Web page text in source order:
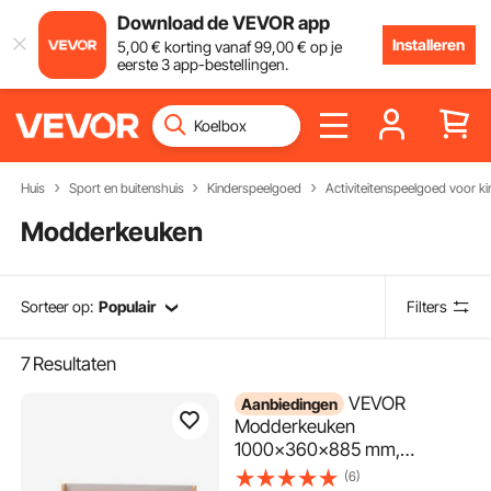
Download de VEVOR app
5,00€ korting vanaf99,00€ op je
eerste 3 app-bestellingen.
Installeren
Huis Sport en buitenshuis Kinderspeelgoed Activiteitenspeelgoed voor
Modderkeuken
Sorteer op: Populair Filters
7Resultaten
Aanbiedingen VEVOR
Modderkeuken
1000x360x885 mm,
Kinderkeuken, Houten
(6)